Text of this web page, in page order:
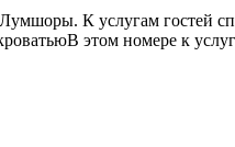
К услугам гостей
этом номере к